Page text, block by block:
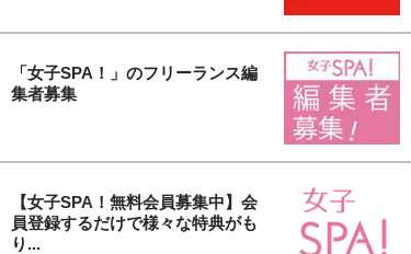
「女子SPA！」のフリーランス編
集者募集
【女子SPA！無料会員募集中】会
員登録するだけで様々な特典がも
り...